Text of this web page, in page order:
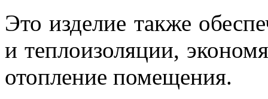
Это изделие также
и теплоизоляции,
отопление помещения.